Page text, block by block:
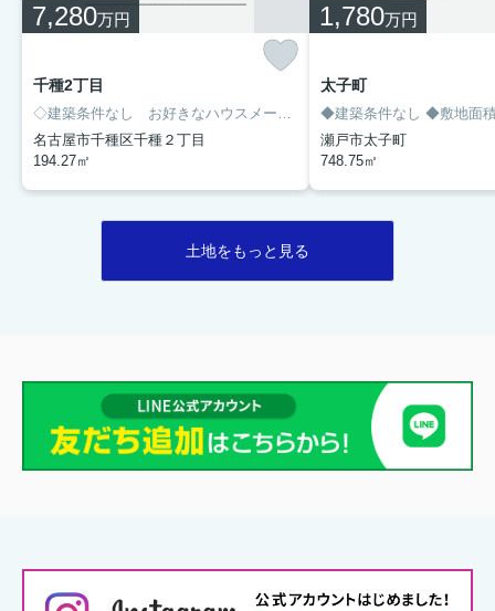
7,280万円
千種2丁目
◇建築条件なし お好きなハウスメーカーで建築が可能です。
◇解体
名古屋市千種区千種２丁目
194.27㎡
1,780万円
太子町
◆建築条件なし ◆敷地面積ゆ
瀬戸市太子町
748.75㎡
土地をもっと見る